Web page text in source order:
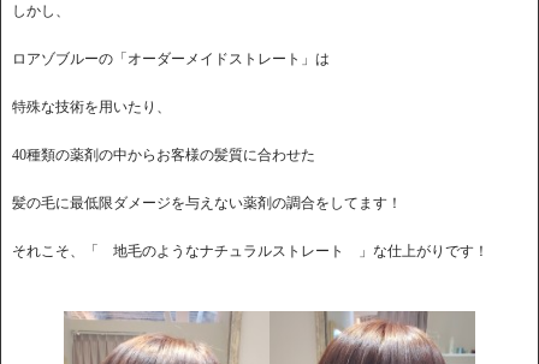
しかし、
ロアゾブルーの「オーダーメイドストレート」は
特殊な技術を用いたり、
40種類の薬剤の中からお客様の髪質に合わせた
髪の毛に最低限ダメージを与えない薬剤の調合をしてます！
それこそ、「 地毛のようなナチュラルストレート 」な仕上がりです！